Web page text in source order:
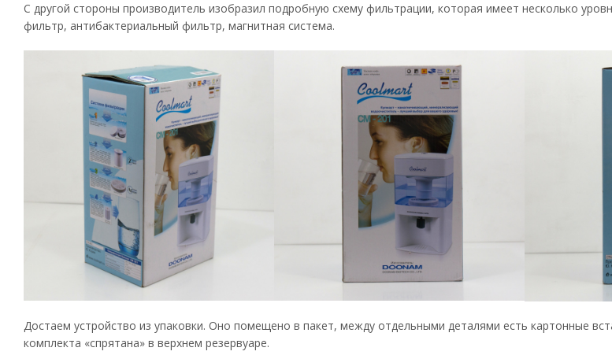
С другой стороны производитель изобразил подробную схему фильтрации, которая имеет несколько
фильтр, антибактериальный фильтр, магнитная система.
Достаем устройство из упаковки. Оно помещено в пакет, между отдельными деталями есть картонные
комплекта «спрятана» в верхнем резервуаре.